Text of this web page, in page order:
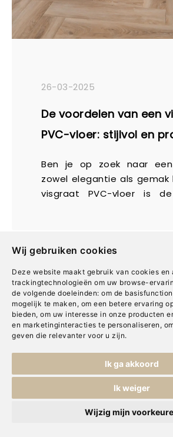
Wij gebruiken cookies
Deze website maakt gebruik van cookies en
trackingtechnologieën om uw browse-
de volgende doeleinden: om de
mogelijk te maken , om een betere ervaring
bieden, om uw interesse in onze producten
en marketinginteracties te personaliseren ,
geven die relevanter voor u zijn.
Ik ga akkoord
Ik weiger
Wijzig mijn
26-03-2025
De voordelen van een
PVC-vloer: stijlvol en
Ben je op zoek naar
zowel elegantie als gemak
visgraat PVC-vloer is
interieur een stijlvolle
superpraktisch is. Of je nu
een modern design of een
look, visgraat PVC past in
Maar wat maakt deze
zo’n topkeuze? We
voordelen voor je op een rij!
Onze winkels
Vind hier onze
Assortiment